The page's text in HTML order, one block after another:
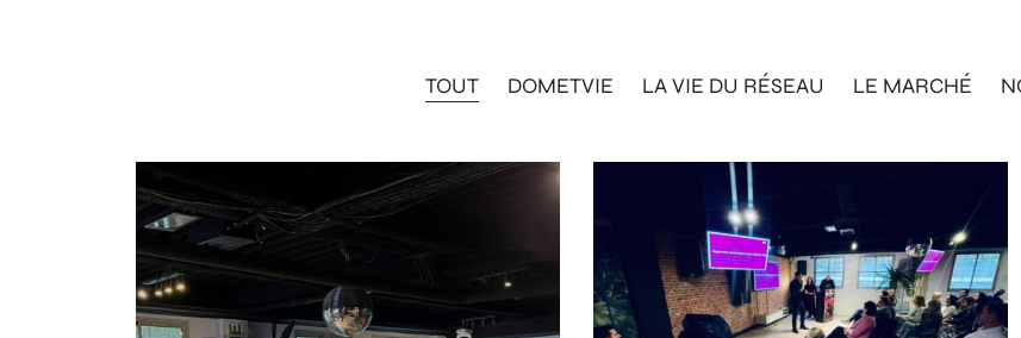
TOUT DOMETVIE LA VIE DU RÉSEAU LE MARCHÉ